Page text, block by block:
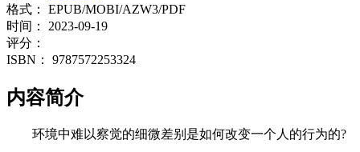
格式：
EPUB/MOBI/AZW3/PDF
时间：
2023-09-19
评分：
ISBN：
9787572253324
内容简介
环境中难以察觉的细微差别是如何改变一个人的行为的?